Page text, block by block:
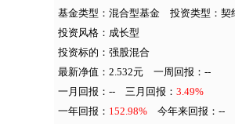
基金类型：混合型基金 投资类型：契
投资风格：成长型
投资标的：强股混合
最新净值：2.532元
一周回报：--
一月回报： -- 三月回报：3.49%
一年回报： 152.98% 今年来回报：--